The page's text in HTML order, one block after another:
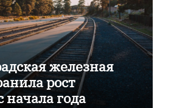
железная
рост
начала года